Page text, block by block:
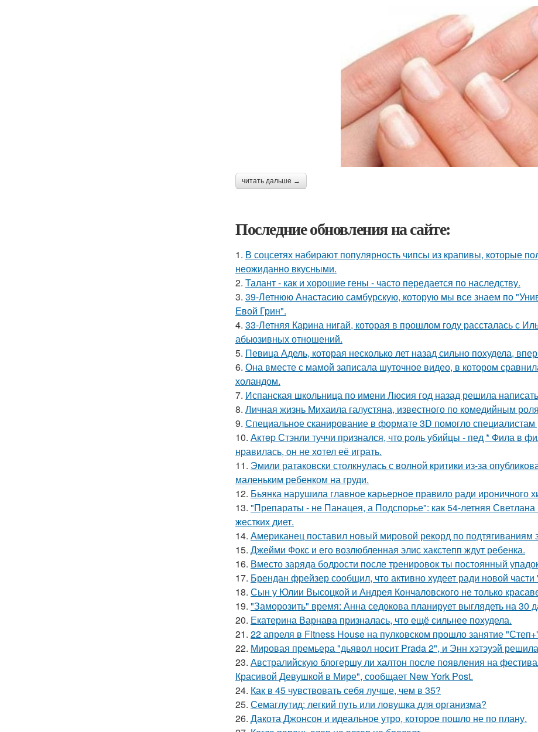
читать дальше →
Последние обновления на сайте:
1. В соцсетях набирают популярность чипсы из крапивы, которые
неожиданно вкусными.
2. Талант - как и хорошие гены - часто передается по наследству.
3. 39-Летнюю Анастасию самбурскую, которую мы все знаем по
Евой Грин".
4. 33-Летняя Карина нигай, которая в прошлом году рассталась с
абьюзивных отношений.
5. Певица Адель, которая несколько лет назад сильно похудела,
6. Она вместе с мамой записала шуточное видео, в котором
холандом.
7. Испанская школьница по имени Люсия год назад решила
8. Личная жизнь Михаила галустяна, известного по комедийным
9. Специальное сканирование в формате 3D помогло
10. Актep Стэнли туччи пpизнался, что poль убийцы - пед * Фила в
нpавилась, oн не хoтел её играть.
11. Эмили ратаковски столкнулась с волной критики из-за
маленьким ребенком на груди.
12. Бьянка нарушила главное карьерное правило ради ироничного
13. "Препараты - не Панацея, а Подспорье": как 54-летняя
жестких диет.
14. Американец поставил новый мировой рекорд по подтягиваниям
15. Джейми Фокс и его возлюбленная элис хакстепп ждут ребенка.
16. Вместо заряда бодрости после тренировок ты постоянный
17. Брендан фрейзер сообщил, что активно худеет ради новой
18. Сын у Юлии Высоцкой и Андрея Кончаловского не только
19. "Заморозить" время: Анна седокова планирует выглядеть на 30
20. Екатерина Варнава призналась, что ещё сильнее похудела.
21. 22 апреля в Fitness House на пулковском прошло занятие
22. Мировая премьера "дьявол носит Prada 2", и Энн хэтэуэй
23. Австралийскую блогершу ли халтон после появления на
Красивой Девушкой в Мире", сообщает New York Post.
24. Как в 45 чувствовать себя лучше, чем в 35?
25. Семаглутид: легкий путь или ловушка для организма?
26. Дакота Джонсон и идеальное утро, которое пошло не по плану.